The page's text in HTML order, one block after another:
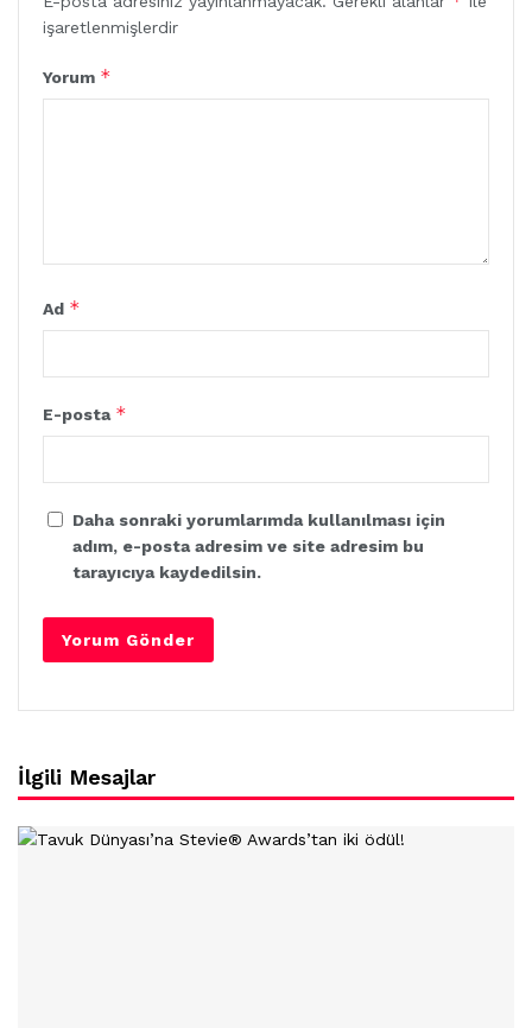
işaretlenmişlerdir
Yorum *
Ad *
E-posta *
Daha sonraki yorumlarımda kullanılması için
adım, e-posta adresim ve site adresim bu
tarayıcıya kaydedilsin.
İlgili Mesajlar